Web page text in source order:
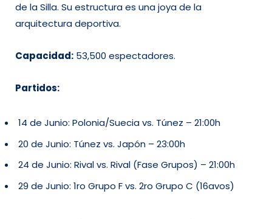
de la Silla. Su estructura es una joya de la
arquitectura deportiva.
Capacidad: 53,500 espectadores.
Partidos:
14 de Junio: Polonia/Suecia vs. Túnez – 21:00h
20 de Junio: Túnez vs. Japón – 23:00h
24 de Junio: Rival vs. Rival (Fase Grupos) – 21:00h
29 de Junio: 1ro Grupo F vs. 2ro Grupo C (16avos)